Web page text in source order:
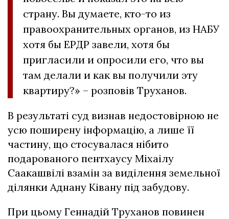
страну. Вы думаете, кто-то из
правоохранительных органов, из НАБУ
хотя бы ЕРДР завели, хотя бы
пригласили и опросили его, что вы
там делали и как вы получили эту
квартиру?» – розповів Труханов.
В результаті суд визнав недостовірною не
усю поширену інформацію, а лише її
частину, що стосувалася нібито
подарованого пентхаусу Міхаілу
Саакашвілі взамін за виділення земельної
ділянки Аднану Ківану під забудову.
При цьому Геннадій Труханов повинен